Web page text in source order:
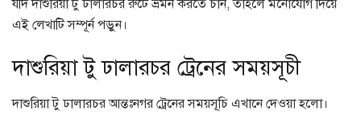
যদি দাশুরিয়া টু ঢালারচর রুটে ভ্রমন করতে চান, তাহলে মনোযোগ দিয়ে
এই লেখাটি সম্পূর্ন পড়ুন।
দাশুরিয়া টু ঢালারচর ট্রেনের সময়সূচী
দাশুরিয়া টু ঢালারচর আন্তঃনগর ট্রেনের সময়সূচি এখানে দেওয়া হলো।